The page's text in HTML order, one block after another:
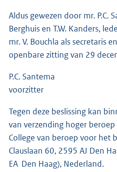
Aldus gewezen door mr. P.C.
Berghuis en T.W. Kanders,
mr. V. Bouchla als secretaris
openbare zitting van 29
P.C. Santema
voorzitter
Tegen deze beslissing kan
van verzending hoger
College van beroep voor het
Clauslaan 60, 2595 AJ Den
EA Den Haag), Nederland.